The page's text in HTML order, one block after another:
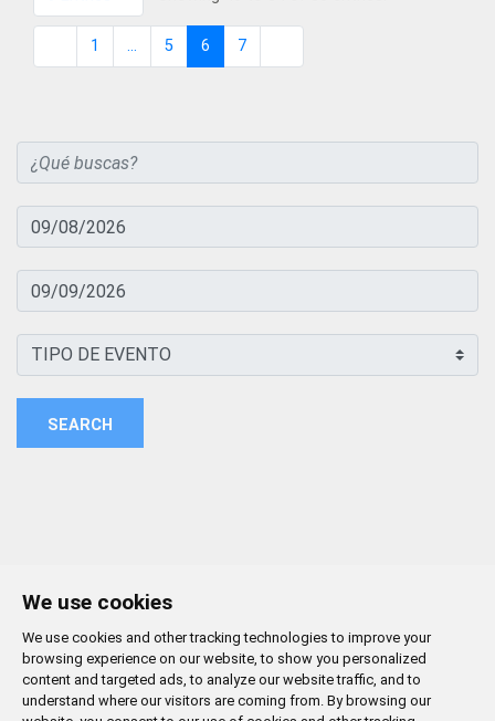
We use cookies
We use cookies and other tracking technologies to improve your
browsing experience on our website, to show you personalized
content and targeted ads, to analyze our website traffic, and to
understand where our visitors are coming from. By browsing our
Page
1 ...Intermediate Pages
Page
5 Page
6 Page
7
SEARCH